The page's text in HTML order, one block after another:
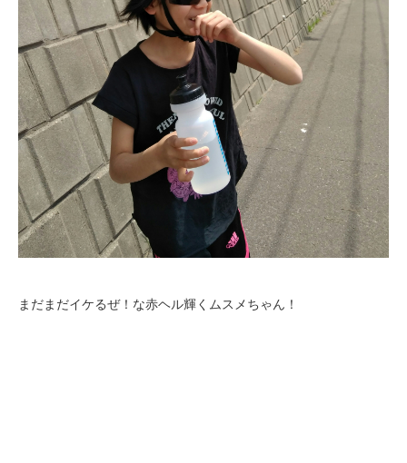
まだまだイケるぜ！な赤ヘル輝くムスメちゃん！